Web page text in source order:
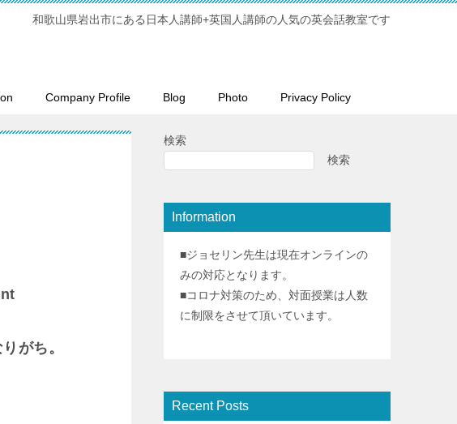
和歌山県岩出市にある日本人講師+英国人講師の人気の英会話教室です
Company Profile Blog Photo Privacy Policy
がち。
検索
検索
Information
■ジョセリン先生は現在オンラインの
みの対応となります。
■コロナ対策のため、対面授業は人数
に制限をさせて頂いています。
Recent Posts